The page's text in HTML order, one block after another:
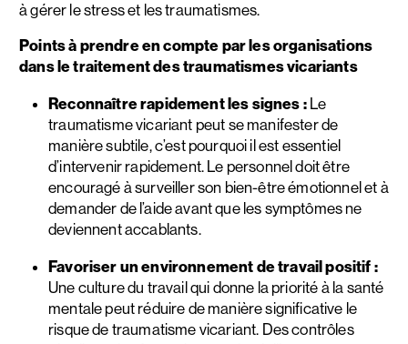
à gérer le stress et les traumatismes.
Points à prendre en compte par les organisations
dans le traitement des traumatismes vicariants
Reconnaître rapidement les signes : Le
traumatisme vicariant peut se manifester de
manière subtile, c’est pourquoi il est essentiel
d’intervenir rapidement. Le personnel doit être
encouragé à surveiller son bien-être émotionnel et à
demander de l’aide avant que les symptômes ne
deviennent accablants.
Favoriser un environnement de travail positif :
Une culture du travail qui donne la priorité à la santé
mentale peut réduire de manière significative le
risque de traumatisme vicariant. Des contrôles